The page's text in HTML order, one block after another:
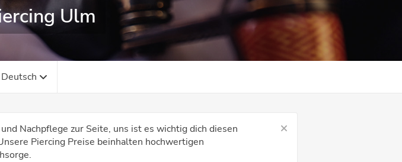
Ulm
Deutsch
Nachpflege zur Seite, uns ist es wichtig dich diesen
Piercing Preise beinhalten hochwertigen